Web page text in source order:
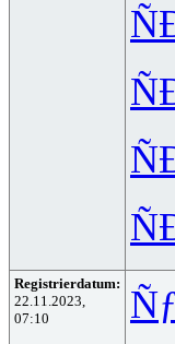
Registrierdatum:
22.11.2023,
07:10